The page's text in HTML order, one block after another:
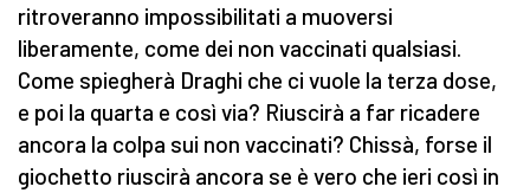
ritroveranno impossibilitati a muoversi
liberamente, come dei non vaccinati qualsiasi.
Come spiegherà Draghi che ci vuole la terza dose,
e poi la quarta e così via? Riuscirà a far ricadere
ancora la colpa sui non vaccinati? Chissà, forse il
giochetto riuscirà ancora se è vero che ieri così in